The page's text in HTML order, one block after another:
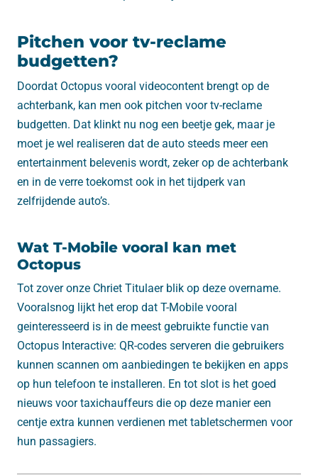
Pitchen voor tv-reclame
budgetten?
Doordat Octopus vooral videocontent brengt op de
achterbank, kan men ook pitchen voor tv-reclame
budgetten. Dat klinkt nu nog een beetje gek, maar je
moet je wel realiseren dat de auto steeds meer een
entertainment belevenis wordt, zeker op de achterbank
en in de verre toekomst ook in het tijdperk van
zelfrijdende auto’s.
Wat T-Mobile vooral kan met
Octopus
Tot zover onze Chriet Titulaer blik op deze overname.
Vooralsnog lijkt het erop dat T-Mobile vooral
geinteresseerd is in de meest gebruikte functie van
Octopus Interactive: QR-codes serveren die gebruikers
kunnen scannen om aanbiedingen te bekijken en apps
op hun telefoon te installeren. En tot slot is het goed
nieuws voor taxichauffeurs die op deze manier een
centje extra kunnen verdienen met tabletschermen voor
hun passagiers.